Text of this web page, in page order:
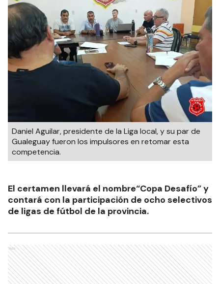
Daniel Aguilar, presidente de la Liga local, y su par de
Gualeguay fueron los impulsores en retomar esta
competencia.
El certamen llevará el nombre“Copa Desafío” y
contará con la participación de ocho selectivos
de ligas de fútbol de la provincia.
Ads